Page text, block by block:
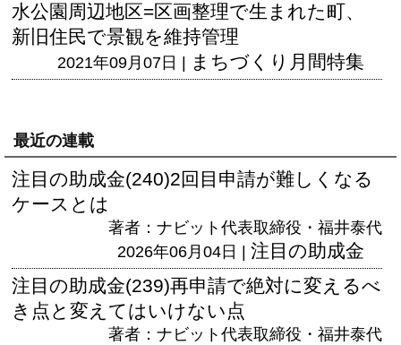
水公園周辺地区=区画整理で生まれた町、
新旧住民で景観を維持管理
2021年09月07日 | まちづくり月間特集
最近の連載
注目の助成金(240)2回目申請が難しくなる
ケースとは
著者：ナビット代表取締役・福井泰代
2026年06月04日 | 注目の助成金
注目の助成金(239)再申請で絶対に変えるべ
き点と変えてはいけない点
著者：ナビット代表取締役・福井泰代